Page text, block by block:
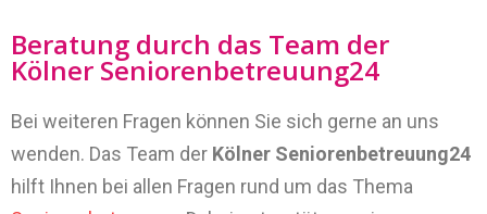
Beratung durch das Team der
Kölner Seniorenbetreuung24
Bei weiteren Fragen können Sie sich gerne an uns
wenden. Das Team der Kölner Seniorenbetreuung24
hilft Ihnen bei allen Fragen rund um das Thema